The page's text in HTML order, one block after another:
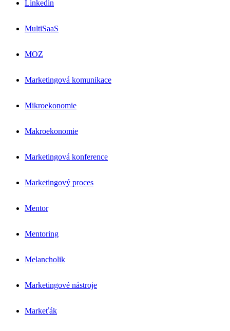
Linkedin
MultiSaaS
MOZ
Marketingová komunikace
Mikroekonomie
Makroekonomie
Marketingová konference
Marketingový proces
Mentor
Mentoring
Melancholik
Marketingové nástroje
Markeťák